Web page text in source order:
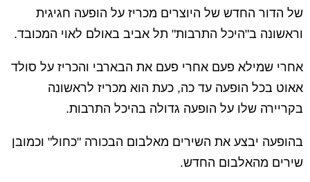
של הדור החדש של היוצרים מכריז על הופעה חגיגית
וראשונה ב"היכל התרבות" תל אביב באולם לאוי המכובד.
אחרי שמילא פעם אחרי פעם את הבארבי והכריז על סולד
אאוט בכל הופעה עד כה, כעת הוא מכריז לראשונה
בקריירה שלו על הופעה גדולה בהיכל התרבות.
בהופעה יבצע את השירים מאלבום הבכורה "כחול" וכמובן
שירים מהאלבום החדש.